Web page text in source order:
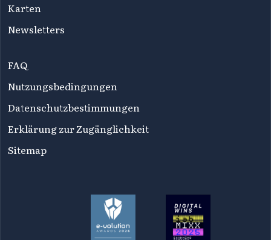
Karten
Newsletters
FAQ
Nutzungsbedingungen
Datenschutzbestimmungen
Erklärung zur Zugänglichkeit
Sitemap